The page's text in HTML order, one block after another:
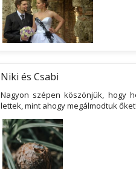
Niki és Csabi
Nagyon szépen köszönjük, hogy
lettek, mint ahogy megálmodtuk őket!